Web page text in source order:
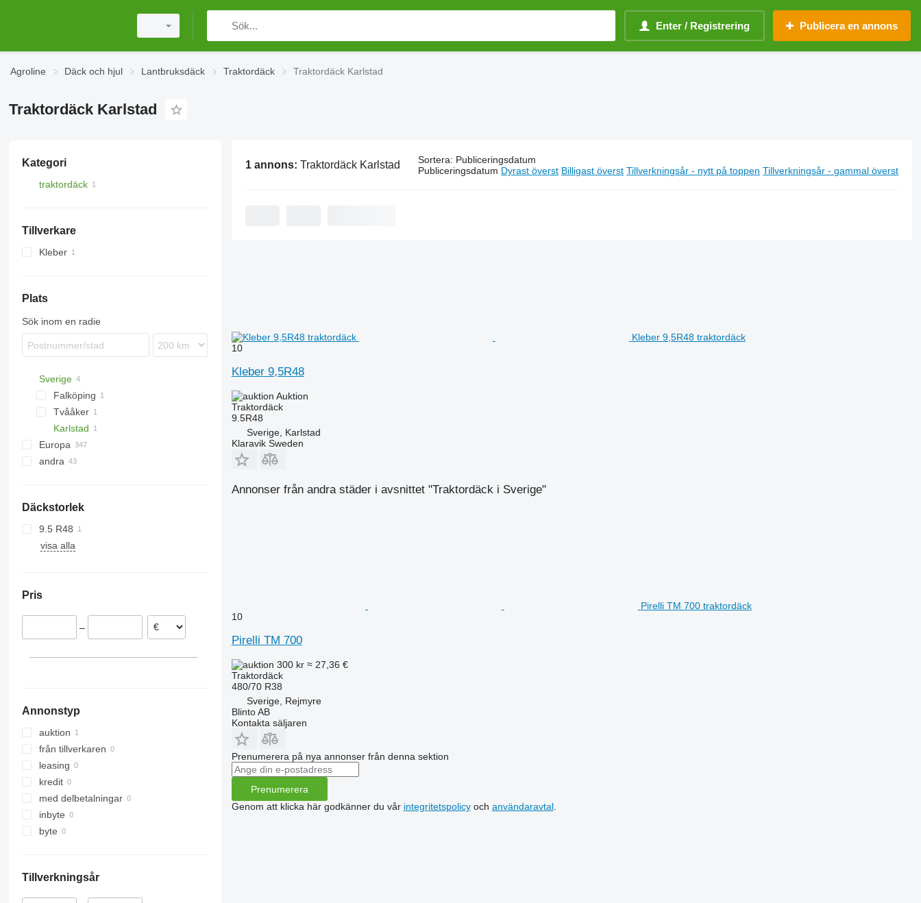
Enter / Registrering Publicera en annons
Agroline Däck och hjul Lantbruksdäck Traktordäck Traktordäck Karlstad
Traktordäck Karlstad
Kategori
traktordäck
Tillverkare
Kleber
Plats
Sök inom en radie
Sverige
Falköping
Tvååker
Karlstad
Europa
Tyskland
Nederländerna
Storbritannien
Norge
andra
Däckstorlek
9.5 R48
visa alla
Pris
–
Annonstyp
auktion
från tillverkaren
leasing
kredit
med delbetalningar
inbyte
byte
Tillverkningsår
1 annons: Traktordäck Karlstad Sortera: Publiceringsdatum
Publiceringsdatum Dyrast överst Billigast överst Tillverkningsår - nytt på toppen Tillverkningsår - gammal överst
Kleber 9,5R48 traktordäck
10
Kleber 9,5R48
Auktion
Traktordäck
9.5R48
Sverige, Karlstad
Klaravik Sweden
Annonser från andra städer i avsnittet "Traktordäck i Sverige"
Pirelli TM 700 traktordäck
10
Pirelli TM 700
300 kr ≈ 27,36 €
Traktordäck
480/70 R38
Sverige, Rejmyre
Blinto AB
Kontakta säljaren
Prenumerera på nya annonser från denna sektion
Prenumerera
Genom att klicka här godkänner du vår integritetspolicyoch användaravtal.